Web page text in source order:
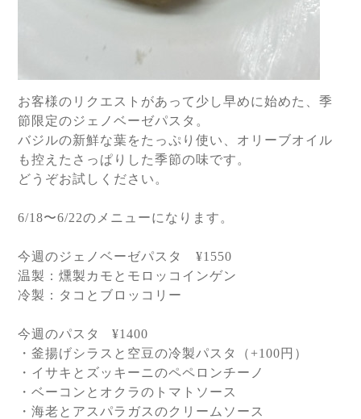
お客様のリクエストがあって少し早めに始めた、季
節限定のジェノベーゼパスタ。
バジルの新鮮な葉をたっぷり使い、オリーブオイル
も控えたさっぱりした季節の味です。
どうぞお試しください。
6/18〜6/22のメニューになります。
今週のジェノベーゼパスタ ¥1550
温製：燻製カモとモロッコインゲン
冷製：タコとブロッコリー
今週のパスタ
¥1400
・釜揚げシラスと空豆の冷製パスタ（+100 円）
・イサキとズッキーニのペペロンチーノ
・ベーコンとオクラのトマトソース
・海老とアスパラガスのクリームソース